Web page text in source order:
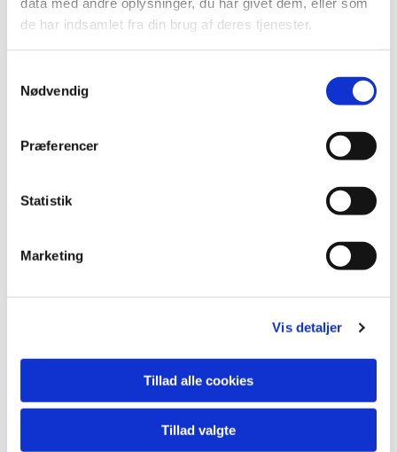
de har indsamlet fra din brug af deres tjenester.
Nødvendig
Præferencer
Statistik
Marketing
Vis detaljer
Tillad alle cookies
Tillad valgte
spørgsmål – med både hygge og horisont.
Kirkehøjskolen - tid og sted